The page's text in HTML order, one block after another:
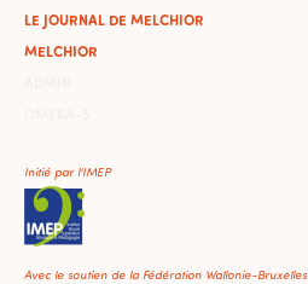
LE JOURNAL DE MELCHIOR
MELCHIOR
Initié par l'IMEP
Avec le soutien de la Fédération Wallonie-Bruxelles